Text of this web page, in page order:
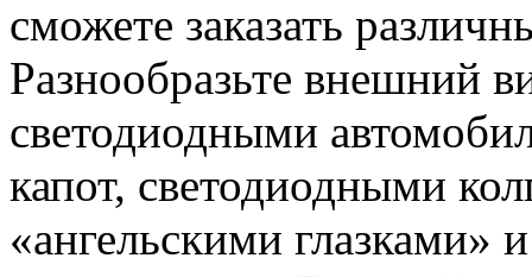
сможете заказать
Разнообразьте внешний
светодиодными
капот, светодиодными
«ангельскими глазками»